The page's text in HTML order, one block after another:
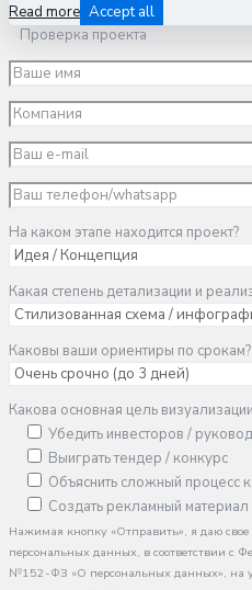
Read more Accept all
Проверка проекта
На каком этапе находится проект?
Какая степень детализации и
Каковы ваши ориентиры по срокам?
Какова основная цель
Убедить инвесторов /
Выиграть тендер / конкурс
Объяснить сложный процесс
Создать рекламный материал
Нажимая кнопку «Отправить», я даю свое
персональных данных, в соответствии с
№152-ФЗ «О персональных данных», на